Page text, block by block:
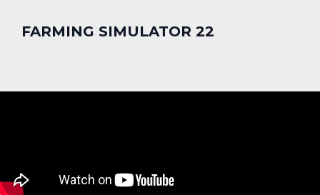
FARMING SIMULATOR 22